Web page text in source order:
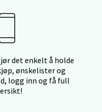
det enkelt å holde
ønskelister og
logg inn og få full